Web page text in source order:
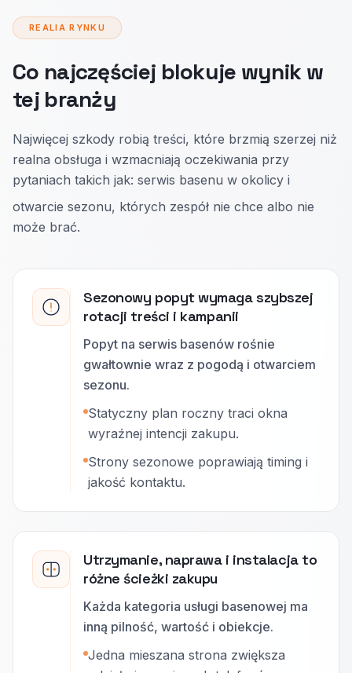
REALIA RYNKU
Co najczęściej blokuje wynik w
tej branży
Najwięcej szkody robią treści, które brzmią szerzej niż
realna obsługa i wzmacniają oczekiwania przy
pytaniach takich jak: serwis basenu w okolicy i
otwarcie sezonu, których zespół nie chce albo nie
może brać.
Sezonowy popyt wymaga szybszej
rotacji treści i kampanii
Popyt na serwis basenów rośnie
gwałtownie wraz z pogodą i otwarciem
sezonu.
Statyczny plan roczny traci okna
wyraźnej intencji zakupu.
Strony sezonowe poprawiają timing i
jakość kontaktu.
Utrzymanie, naprawa i instalacja to
różne ścieżki zakupu
Każda kategoria usługi basenowej ma
inną pilność, wartość i obiekcje.
Jedna mieszana strona zwiększa